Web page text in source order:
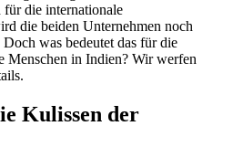
für die internationale
die beiden Unternehmen noch
was bedeutet das für die
Menschen in Indien? Wir werfen
Kulissen der